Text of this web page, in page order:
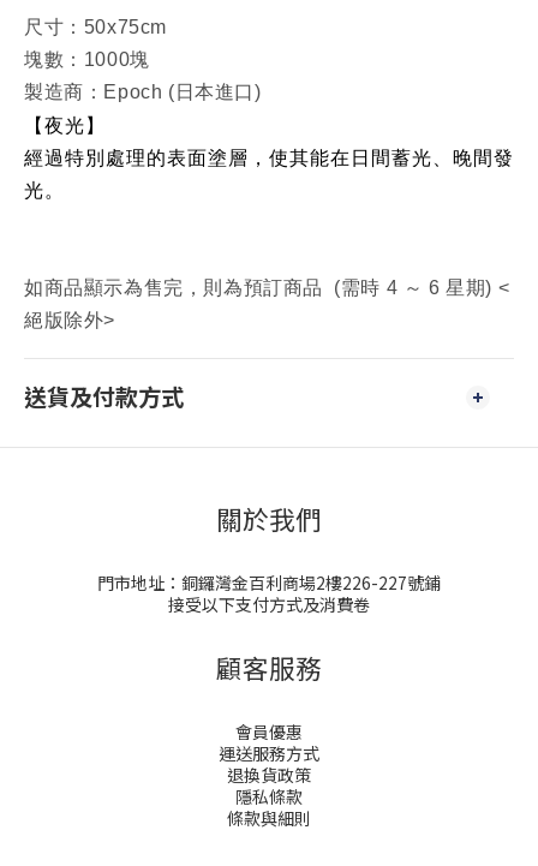
尺寸： 50x75cm
塊數：1000塊
製造商：Epoch (日本進口)
【夜光】
經過特別處理的表面塗層，使其能在日間蓄光、晚間發
光。
如商品顯示為售完，則為預訂商品 (需時 4 ～ 6 星期) <
絕版除外>
送貨及付款方式
關於我們
門市地址：銅鑼灣金百利商場2樓226-227號鋪
接受以下支付方式及消費卷
顧客服務
會員優惠
運送服務方式
退換貨政策
隱私條款
條款與細則